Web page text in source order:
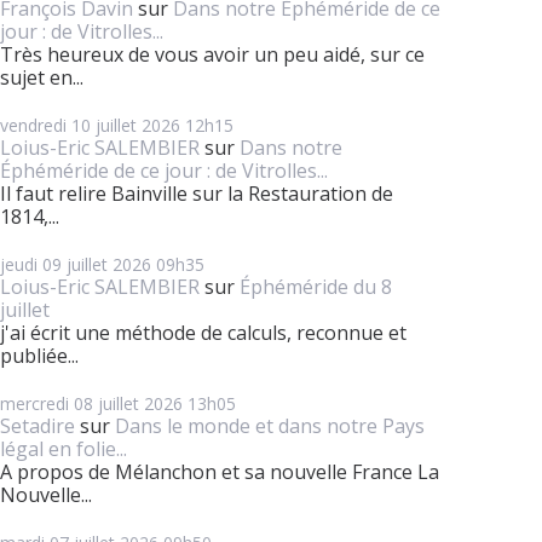
François Davin sur Dans notre Éphéméride de ce
jour : de Vitrolles...
Très heureux de vous avoir un peu aidé, sur ce
sujet en...
vendredi 10 juillet 2026 12h15
Loius-Eric SALEMBIERsur Dans notre
Éphéméride de ce jour : de Vitrolles...
Il faut relire Bainville sur la Restauration de
1814,...
jeudi 09 juillet 2026 09h35
Loius-Eric SALEMBIERsur Éphéméride du 8
juillet
j'ai écrit une méthode de calculs, reconnue et
publiée...
mercredi 08 juillet 2026 13h05
Setadire sur Dans le monde et dans notre Pays
légal en folie...
A propos de Mélanchon et sa nouvelle France La
Nouvelle...